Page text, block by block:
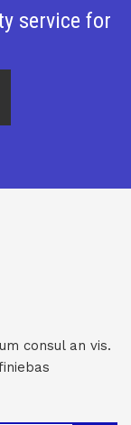
service for
consul an vis.